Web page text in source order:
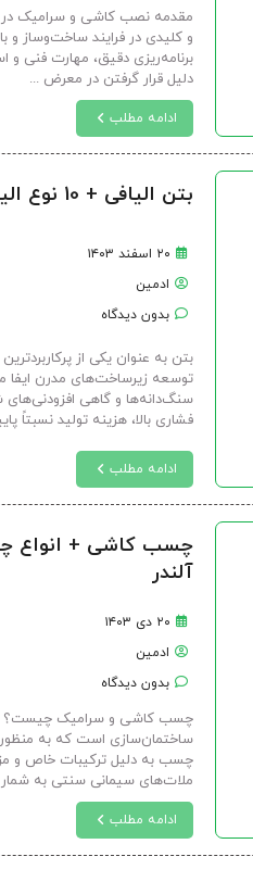
مقدمه نصب کاشی و سرامیک
و کلیدی در فرایند ساخت‌وساز و
برنامه‌ریزی دقیق، مهارت فنی و
دلیل قرار گرفتن در معرض ...
ادامه مطلب
بتن الیافی + 10 نوع الیاف و جدول مقایسه آنها | الندر
۲۰ اسفند ۱۴۰۳
ادمین
بدون دیدگاه
بتن به عنوان یکی از
توسعه زیرساخت‌های مدرن ایفا
سنگ‌دانه‌ها و گاهی
فشاری بالا، هزینه تولید نسبتاً
ادامه مطلب
چسب کاشی + انواع
آلندر
۲۰ دی ۱۴۰۳
ادمین
بدون دیدگاه
چسب کاشی و سرامیک چیست؟
ساختمان‌سازی است که به
چسب به دلیل ترکیبات خاص و
ملات‌های سیمانی سنتی به
ادامه مطلب